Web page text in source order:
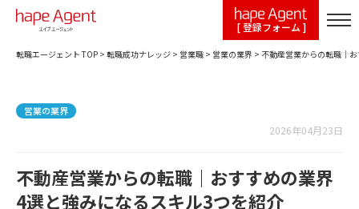
[ 登録フォーム ]
転職エージェント TOP > 転職成功ナレッジ > 営業職 > 営業の業界 > 不動産営業からの転職｜
営業の業界
2026年04月23日
不動産営業からの転職｜おすすめの業界
4選と強みになるスキル3つを紹介